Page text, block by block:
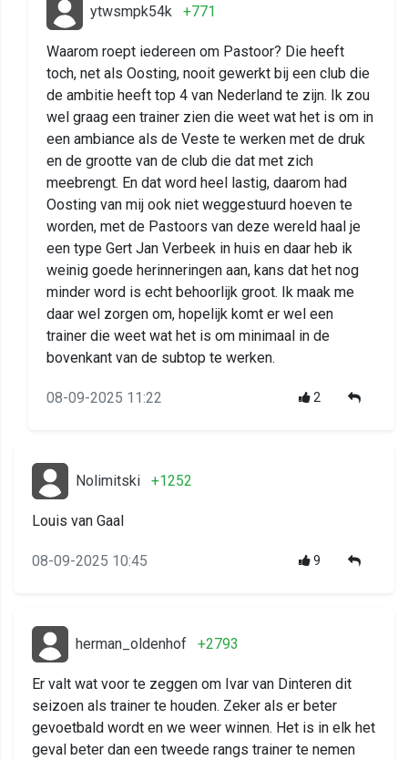
ytwsmpk54k +771
Waarom roept iedereen om Pastoor? Die heeft
toch, net als Oosting, nooit gewerkt bij een club die
de ambitie heeft top 4 van Nederland te zijn. Ik zou
wel graag een trainer zien die weet wat het is om in
een ambiance als de Veste te werken met de druk
en de grootte van de club die dat met zich
meebrengt. En dat word heel lastig, daarom had
Oosting van mij ook niet weggestuurd hoeven te
worden, met de Pastoors van deze wereld haal je
een type Gert Jan Verbeek in huis en daar heb ik
weinig goede herinneringen aan, kans dat het nog
minder word is echt behoorlijk groot. Ik maak me
daar wel zorgen om, hopelijk komt er wel een
trainer die weet wat het is om minimaal in de
bovenkant van de subtop te werken.
08-09-2025 11:22 2
Nolimitski +1252
Louis van Gaal
08-09-2025 10:45 9
herman_oldenhof +2793
Er valt wat voor te zeggen om Ivar van Dinteren dit
seizoen als trainer te houden. Zeker als er beter
gevoetbald wordt en we weer winnen. Het is in elk het
geval beter dan een tweede rangs trainer te nemen